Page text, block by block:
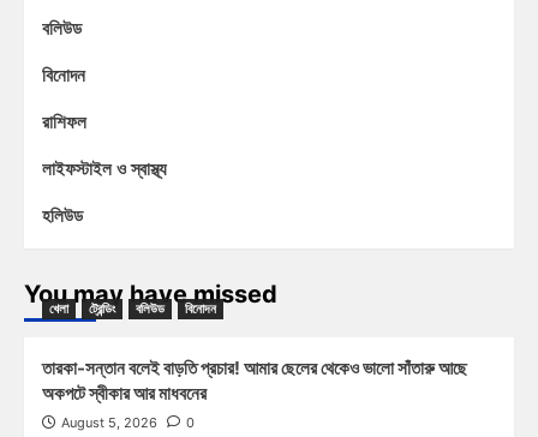
বলিউড
বিনোদন
রাশিফল
লাইফস্টাইল ও স্বাস্থ্য
হলিউড
You may have missed
খেলা ট্রেন্ডিং বলিউড বিনোদন
তারকা-সন্তান বলেই বাড়তি প্রচার! আমার ছেলের থেকেও ভালো সাঁতারু আছে
অকপটে স্বীকার আর মাধবনের
August 5, 2026 0